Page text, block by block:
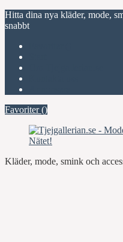
Hitta dina nya kläder, mode,
snabbt
Favoriter ()
Kläder, mode, smink och